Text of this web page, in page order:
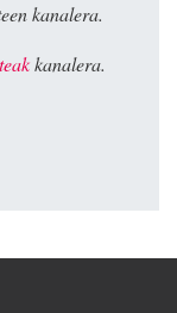
kanalera.
kanalera.